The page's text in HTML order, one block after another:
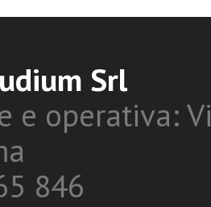
Srl
e operativa:
846